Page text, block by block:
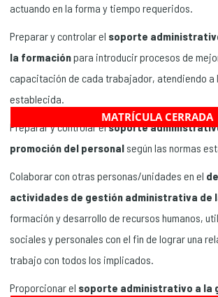
actuando en la forma y tiempo requeridos.
Preparar y controlar el soporte
la formaciónpara introducir procesos de
capacitación de cada trabajador, atendiendo a
establecida.
Preparar y controlar elsoporte
promoción del personal según las normas
Colaborar con otras personas/unidades en el
actividades de gestión administrativa de
formación y desarrollo de recursos humanos,
sociales y personales con el fin de lograr una
trabajo con todos los implicados.
Proporcionar el soporte administrativo a la
MATRÍCULA CERRADA